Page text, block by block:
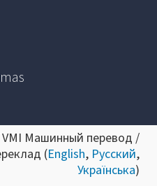
Машинный перевод /
(English, Русский,
Українська)